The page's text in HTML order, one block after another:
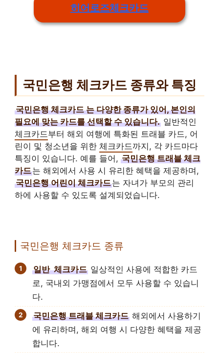
히어로즈체크카드
국민은행 체크카드 종류와 특징
국민은행 체크카드 는 다양한 종류가 있어, 본인의
필요에 맞는 카드를 선택할 수 있습니다. 일반적인
체크카드부터 해외 여행에 특화된 트래블 카드, 어
린이 및 청소년을 위한 체크카드까지, 각 카드마다
특징이 있습니다. 예를 들어, 국민은행 트래블 체크
카드는 해외에서 사용 시 유리한 혜택을 제공하며,
국민은행 어린이 체크카드는 자녀가 부모의 관리
하에 사용할 수 있도록 설계되었습니다.
국민은행 체크카드 종류
일반 체크카드 일상적인 사용에 적합한 카드
로, 국내외 가맹점에서 모두 사용할 수 있습니
다.
국민은행 트래블 체크카드 해외에서 사용하기
에 유리하며, 해외 여행 시 다양한 혜택을 제공
합니다.